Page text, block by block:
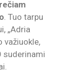
. Tuo tarpu
„Adria
važiuokle,
suderinami